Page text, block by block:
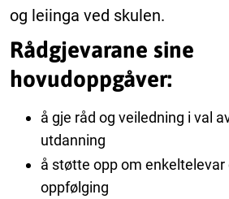
og leiinga ved skulen.
Rådgjevarane sine
hovudoppgåver:
å gje råd og veiledning i val
utdanning
å støtte opp om
oppfølging